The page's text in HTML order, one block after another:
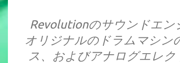
Revolutionのサウンドエン
オリジナルのドラムマシン
ス、およびアナログエレ